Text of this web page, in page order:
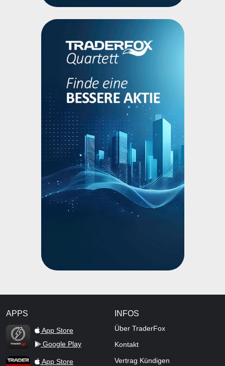
APPS
TraderFox Flash
App Store
Google Play
TraderFox AppApp Store
INFOS
Über TraderFox
Kontakt
Vertrag Kündigen